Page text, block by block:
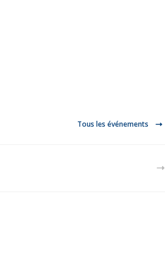
Tous les événements